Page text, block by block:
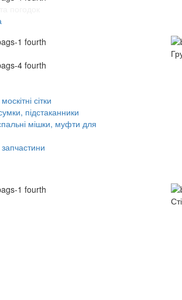
сітки
підстаканники
мішки, муфти для